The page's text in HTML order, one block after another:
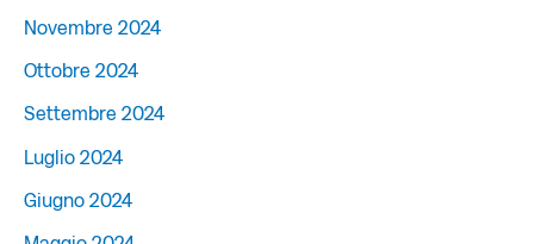
Novembre 2024
Ottobre 2024
Settembre 2024
Luglio 2024
Giugno 2024